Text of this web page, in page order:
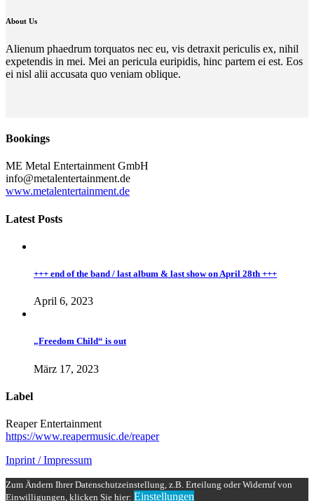
About Us
Alienum phaedrum torquatos nec eu, vis detraxit periculis ex, nihil
expetendis in mei. Mei an pericula euripidis, hinc partem ei est. Eos
ei nisl alii accusata quo veniam oblique.
Bookings
ME Metal Entertainment GmbH
info@metalentertainment.de
www.metalentertainment.de
Latest Posts
+++ end of the band / last album & last show on April 28th +++
April 6, 2023
„Freedom Child“ is out
März 17, 2023
Label
Reaper Entertainment
https://www.reapermusic.de/reaper
Inprint / Impressum
Zum Ändern Ihrer Datenschutzeinstellung, z.B. Erteilung oder Widerruf von
Einwilligungen, klicken Sie hier: Einstellungen